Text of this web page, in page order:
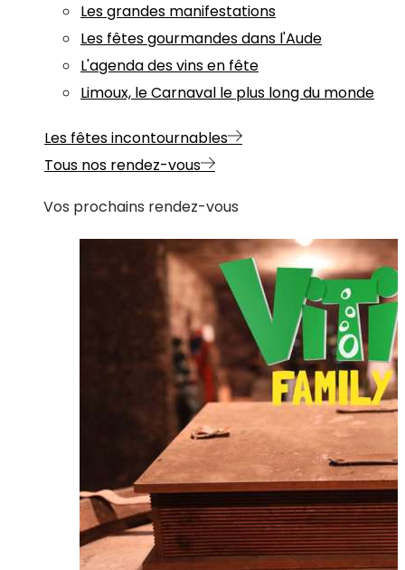
Les grandes manifestations
Les fêtes gourmandes dans l'Aude
L'agenda des vins en fête
Limoux, le Carnaval le plus long du monde
Les fêtes incontournables
Tous nos rendez-vous
Vos prochains rendez-vous